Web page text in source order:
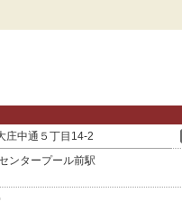
庄中通５丁目14-2
ンタープール前駅